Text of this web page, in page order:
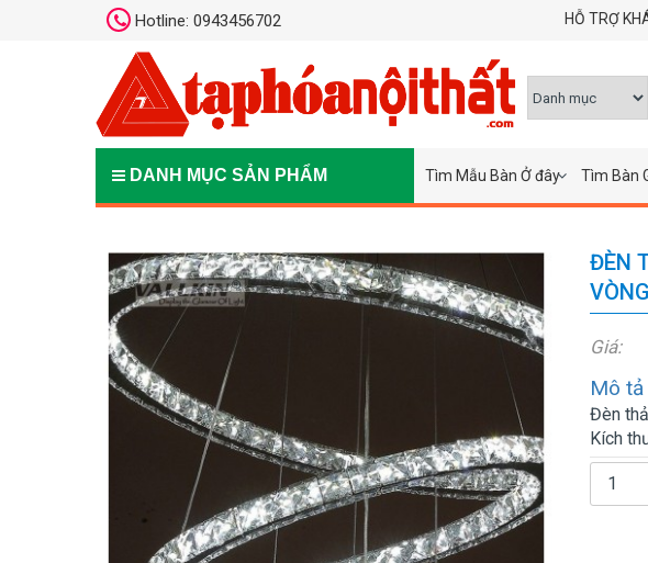
Hotline: 0943456702 HỖ TRỢ
DANH MỤC SẢN PHẨM Tìm Mẫu Bàn Ở đây Tìm Bàn
ĐÈN
Giá:
Mô tả
Đèn
Kích